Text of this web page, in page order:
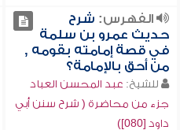
الفهرس: شرح
حديث عمرو بن سلمة
في قصة إمامته بقومه ,
من أحق بالإمامة؟
للشيخ: عبد المحسن العباد
جزء من محاضرة ( شرح سنن أبي
داود [080])